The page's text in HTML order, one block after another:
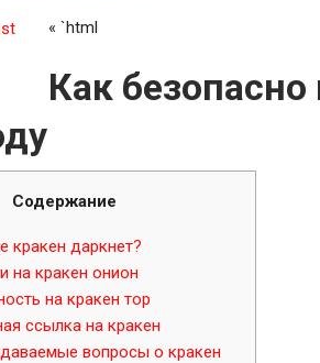
« `html
Как безопасно
Содержание
кракен даркнет?
на кракен онион
на кракен тор
ссылка на кракен
вопросы о кракен